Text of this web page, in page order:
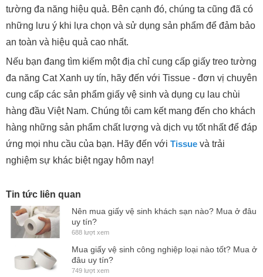
tường đa năng hiệu quả. Bên cạnh đó, chúng ta cũng đã có
những lưu ý khi lựa chọn và sử dụng sản phẩm để đảm bảo
an toàn và hiệu quả cao nhất.
Nếu bạn đang tìm kiếm một địa chỉ cung cấp giấy treo tường
đa năng Cat Xanh uy tín, hãy đến với Tissue - đơn vị chuyên
cung cấp các sản phẩm giấy vệ sinh và dụng cụ lau chùi
hàng đầu Việt Nam. Chúng tôi cam kết mang đến cho khách
hàng những sản phẩm chất lượng và dịch vụ tốt nhất để đáp
ứng mọi nhu cầu của bạn. Hãy đến với Tissue và trải
nghiệm sự khác biệt ngay hôm nay!
Tin tức liên quan
Nên mua giấy vệ sinh khách sạn nào? Mua ở đâu
uy tín?
688 lượt xem
Mua giấy vệ sinh công nghiệp loại nào tốt? Mua ở
đâu uy tín?
749 lượt xem